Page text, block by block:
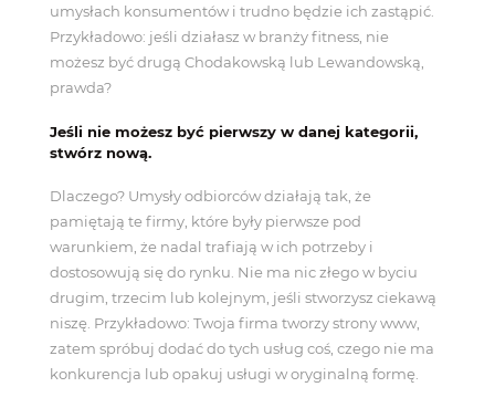
umysłach konsumentów i trudno będzie ich zastąpić.
Przykładowo: jeśli działasz w branży fitness, nie
możesz być drugą Chodakowską lub Lewandowską,
prawda?
Jeśli nie możesz być pierwszy w danej kategorii,
stwórz nową.
Dlaczego? Umysły odbiorców działają tak, że
pamiętają te firmy, które były pierwsze pod
warunkiem, że nadal trafiają w ich potrzeby i
dostosowują się do rynku. Nie ma nic złego w byciu
drugim, trzecim lub kolejnym, jeśli stworzysz ciekawą
niszę. Przykładowo: Twoja firma tworzy strony www,
zatem spróbuj dodać do tych usług coś, czego nie ma
konkurencja lub opakuj usługi w oryginalną formę.